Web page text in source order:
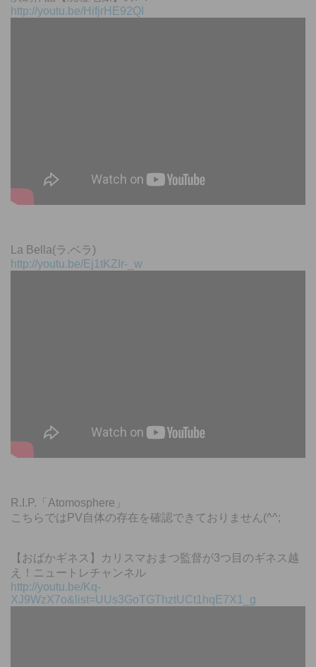
http://youtu.be/HifjrHE92QI
La Bella(ラ.ベラ)
http://youtu.be/Ej1tKZIr-_w
R.I.P.「Atomosphere」
こちらではPV自体の存在を確認できておりません(^^;
【おばかギネス】カリスマおまつ監督が3つ目のギネス越
え！ニュートレチャンネル
http://youtu.be/Kq-
XJ9WzX7o&list=UUs3GoTGThztUCt1hqE7X1_g